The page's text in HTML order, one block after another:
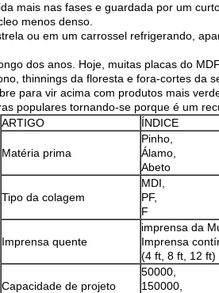
mais nas fases e guardada por um
menos denso.
ou em um carrossel refrigerando,
dos anos. Hoje, muitas placas do
thinnings da floresta e fora-cortes da
para vir acima com produtos mais
populares tornando-se porque é um
ARTIGO
ÍNDICE
Matéria prima
Pinho,
Álamo,
Abeto
Tipo da colagem
MDI,
PF,
F
Imprensa quente
imprensa da
Imprensa
(4 ft, 8 ft, 12 ft)
Capacidade de projeto
50000,
150000,